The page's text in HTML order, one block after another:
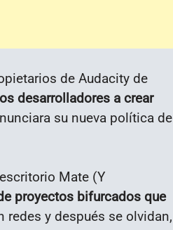
de Audacity de
desarrolladores a crear
su nueva política de
Mate (Y
proyectos bifurcados que
redes y después se olvidan,